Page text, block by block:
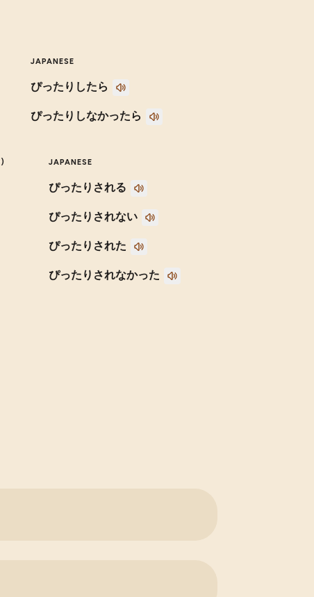
JAPANESE
ぴったりしたら
ぴったりしなかったら
JAPANESE
ぴったりされる
ぴったりされない
ぴったりされた
ぴったりされなかった